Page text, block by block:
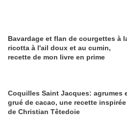
Bavardage et flan de courgettes à
ricotta à l'ail doux et au cumin,
recette de mon livre en prime
Coquilles Saint Jacques: agrumes
grué de cacao, une recette inspirée
de Christian Têtedoie